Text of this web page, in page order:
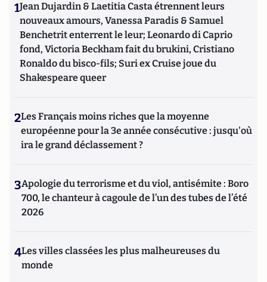
1Jean Dujardin & Laetitia Casta étrennent leurs
nouveaux amours, Vanessa Paradis & Samuel
Benchetrit enterrent le leur; Leonardo di Caprio
fond, Victoria Beckham fait du brukini, Cristiano
Ronaldo du bisco-fils; Suri ex Cruise joue du
Shakespeare queer
2Les Français moins riches que la moyenne
européenne pour la 3e année consécutive : jusqu'où
ira le grand déclassement ?
3Apologie du terrorisme et du viol, antisémite : Boro
700, le chanteur à cagoule de l’un des tubes de l’été
2026
4Les villes classées les plus malheureuses du
monde